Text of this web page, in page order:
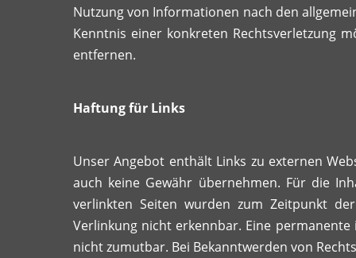
Nutzung von Informationen nach den
Kenntnis einer konkreten Rechtsverletzung
entfernen.
Haftung für Links
Unser Angebot enthält Links zu externen
auch keine Gewähr übernehmen. Für die
verlinkten Seiten wurden zum Zeitpunkt
Verlinkung nicht erkennbar. Eine
nicht zumutbar. Bei Bekanntwerden von